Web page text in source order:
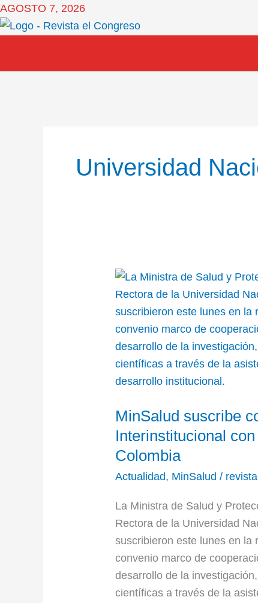
Ir
al
AGOSTO 7, 2026
Universidad
MinSalud suscribe
Interinstitucional
Colombia
Actualidad, MinSalud /
La Ministra de Salud y
Rectora de la Universidad
suscribieron este lunes en la
convenio marco de
desarrollo de la
científicas a través de la
MinSalud
suscribe
convenio
marco
de
Cooperación
Interinstitucional
la
Universidad
Nacional